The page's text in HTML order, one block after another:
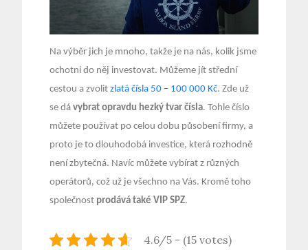
Na výběr jich je mnoho, takže je na nás, kolik jsme
ochotni do něj investovat. Můžeme jít střední
cestou a zvolitzlatá čísla 50 – 100 000 Kč. Zde už
se dávybrat opravdu hezký tvar čísla. Tohle číslo
můžete používat po celou dobu působení firmy, a
proto je to dlouhodobá investice, která rozhodně
není zbytečná. Navíc můžete vybírat z různých
operátorů, což už je všechno na Vás. Kromě toho
společnost prodává také VIP SPZ.
4.6/5 - (15 votes)